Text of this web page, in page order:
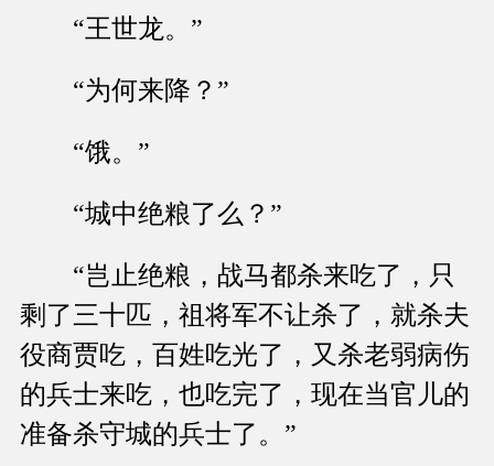
“王世龙。”
“为何来降？”
“饿。”
“城中绝粮了么？”
“岂止绝粮，战马都杀来吃了，只
剩了三十匹，祖将军不让杀了，就杀夫
役商贾吃，百姓吃光了，又杀老弱病伤
的兵士来吃，也吃完了，现在当官儿的
准备杀守城的兵士了。”